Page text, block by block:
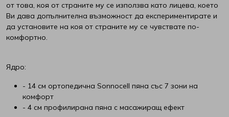
от това, коя от страните му се използва като лицева, което
Ви дава допълнителна възможност да експериментирате и
да установите на коя от страните му се чувствате по-
комфортно.
Ядро:
- 14 см ортопедична Sonnocell пяна със 7 зони на
комфорт
- 4 см профилирана пяна с масажиращ ефект
Мебели Димов
Мебели Камбо
Нани